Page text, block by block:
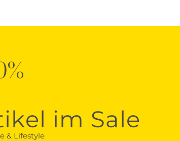
im Sale
& Lifestyle